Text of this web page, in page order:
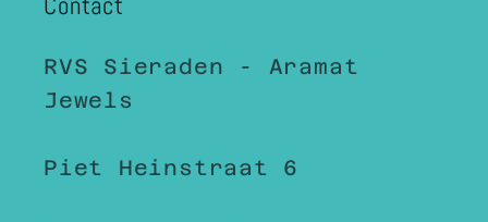
RVS Sieraden - Aramat
Jewels
Piet Heinstraat 6